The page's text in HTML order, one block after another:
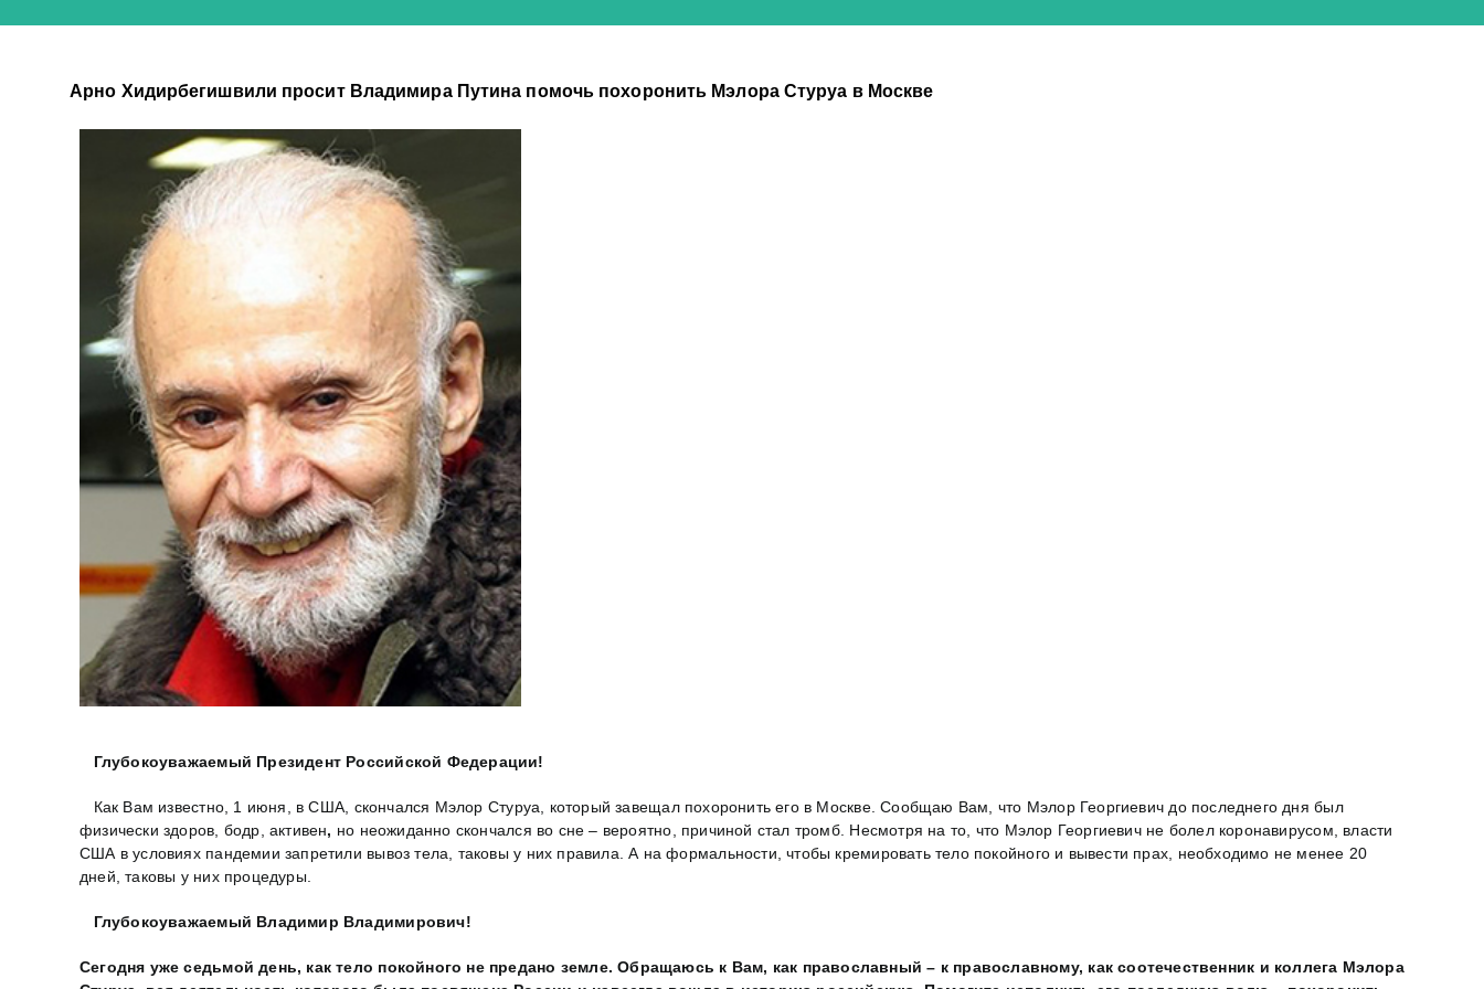
Арно Хидирбегишвили просит Владимира Путина помочь похоронить Мэлора Стуруа в Москве
Глубокоуважаемый Президент Российской Федерации!
Как Вам известно, 1 июня, в США, скончался Мэлор Стуруа, который завещал похоронить его в Москве. Сообщаю Вам, что Мэлор Георгиевич до последнего дня был
физически здоров, бодр, активен, но неожиданно скончался во сне – вероятно, причиной стал тромб. Несмотря на то, что Мэлор Георгиевич не болел коронавирусом, власти
США в условиях пандемии запретили вывоз тела, таковы у них правила. А на формальности, чтобы кремировать тело покойного и вывести прах, необходимо не менее 20
дней, таковы у них процедуры.
Глубокоуважаемый Владимир Владимирович!
Сегодня уже седьмой день, как тело покойного не предано земле. Обращаюсь к Вам, как православный – к православному, как соотечественник и коллега Мэлора